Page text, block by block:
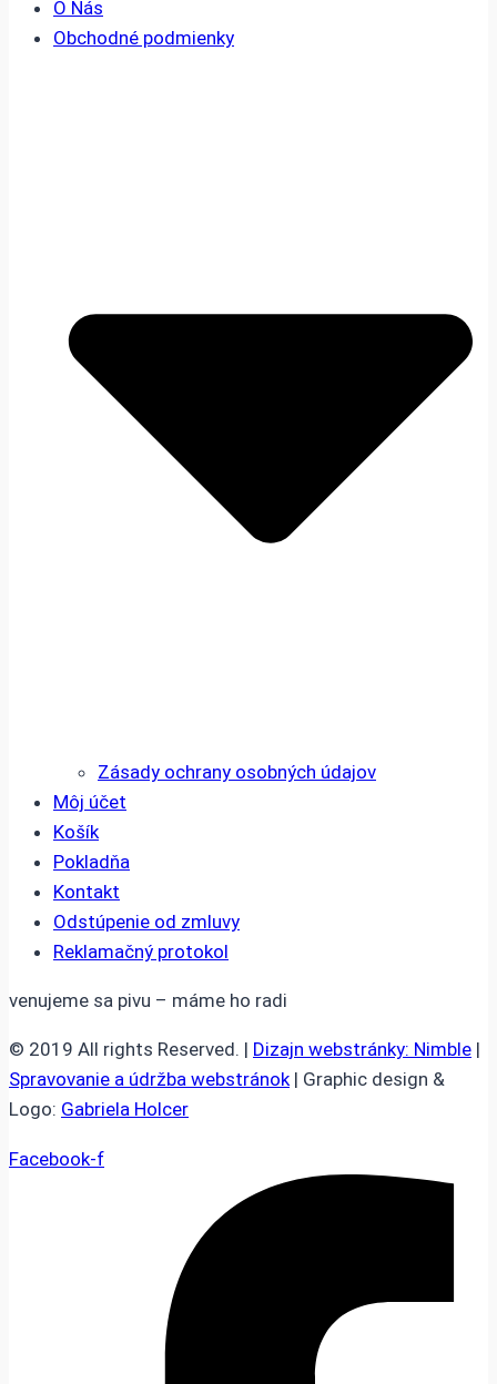
O Nás
Obchodné podmienky
Zásady ochrany osobných údajov
Môj účet
Košík
Pokladňa
Kontakt
Odstúpenie od zmluvy
Reklamačný protokol
venujeme sa pivu – máme ho radi
© 2019 All rights Reserved. | Dizajn webstránky: Nimble |
Spravovanie a údržba webstránok | Graphic design &
Logo: Gabriela Holcer
Facebook-f